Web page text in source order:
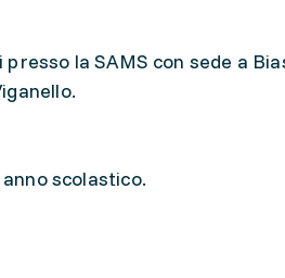
la SAMS con sede a
scolastico.